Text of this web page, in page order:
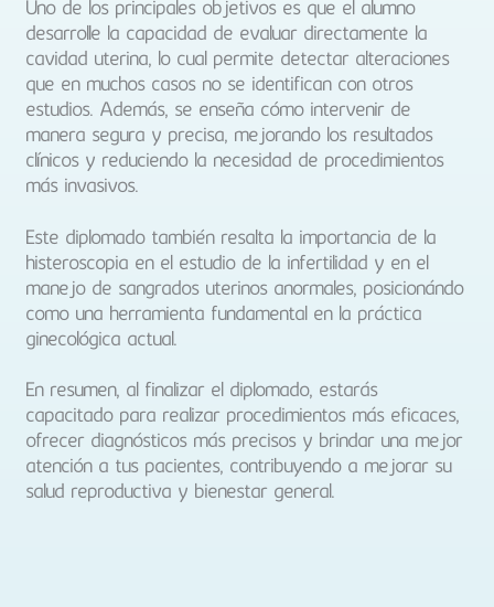
Uno de los principales objetivos es que el alumno
desarrolle la capacidad de evaluar directamente la
cavidad uterina, lo cual permite detectar alteraciones
que en muchos casos no se identifican con otros
estudios. Además, se enseña cómo intervenir de
manera segura y precisa, mejorando los resultados
clínicos y reduciendo la necesidad de procedimientos
más invasivos.
Este diplomado también resalta la importancia de la
histeroscopia en el estudio de la infertilidad y en el
manejo de sangrados uterinos anormales, posicionándo
como una herramienta fundamental en la práctica
ginecológica actual.
En resumen, al finalizar el diplomado, estarás
capacitado para realizar procedimientos más eficaces,
ofrecer diagnósticos más precisos y brindar una mejor
atención a tus pacientes, contribuyendo a mejorar su
salud reproductiva y bienestar general.